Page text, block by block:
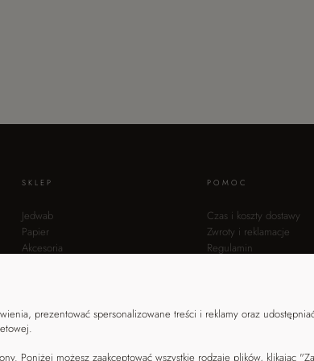
SKLEP
Jedwab
Papier
Akcesoria
POMOC
Czas i koszty dostawy
Zwroty i reklamacje
Regulamin
prezentować spersonalizowane treści i reklamy oraz
Poniżej możesz zaakceptować wszystkie rodzaje plików, klikając